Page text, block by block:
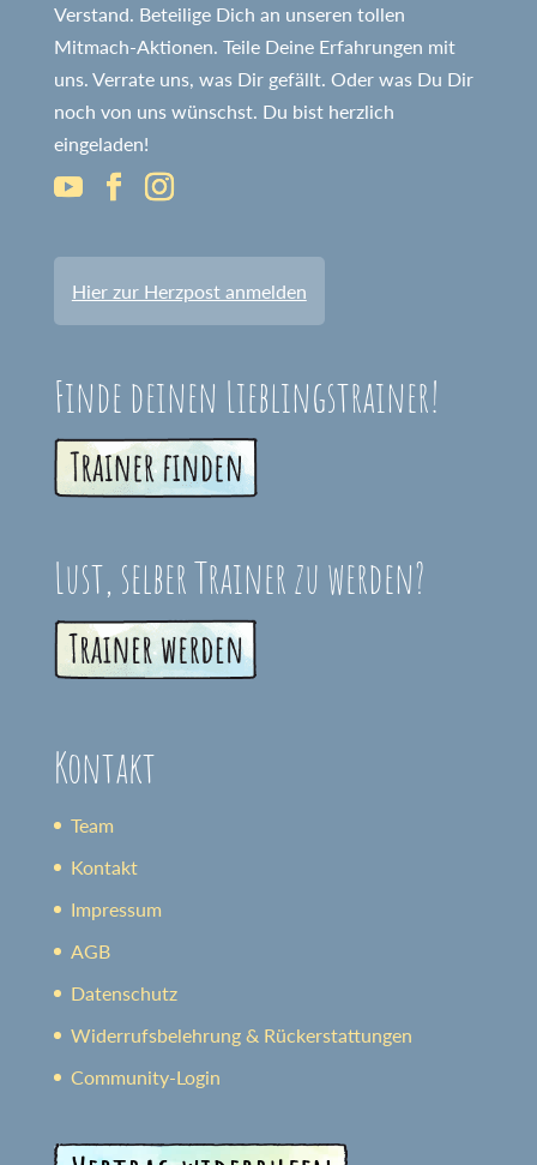
Verstand. Beteilige Dich an unseren tollen
Mitmach-Aktionen. Teile Deine Erfahrungen mit
uns. Verrate uns, was Dir gefällt. Oder was Du Dir
noch von uns wünschst. Du bist herzlich
eingeladen!
Hier zur Herzpost anmelden
Finde deinen Lieblingstrainer!
Lust, selber Trainer zu werden?
Kontakt
Team
Kontakt
Impressum
AGB
Datenschutz
Widerrufsbelehrung & Rückerstattungen
Community-Login